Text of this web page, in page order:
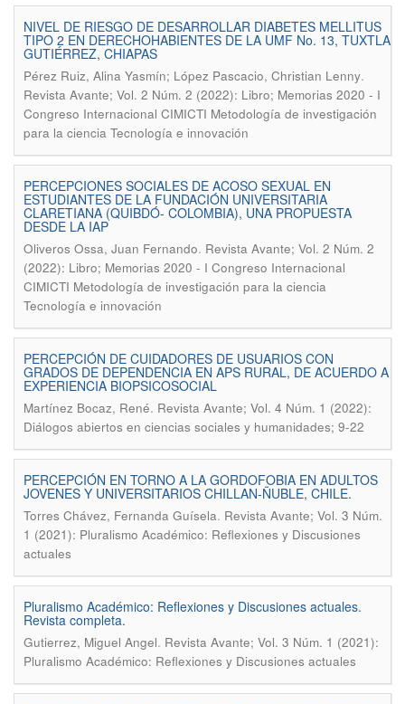
NIVEL DE RIESGO DE DESARROLLAR DIABETES MELLITUS
TIPO 2 EN DERECHOHABIENTES DE LA UMF No. 13, TUXTLA
GUTIÉRREZ, CHIAPAS
Pérez Ruiz, Alina Yasmín; López Pascacio, Christian Lenny.
Revista Avante; Vol. 2 Núm. 2 (2022): Libro; Memorias 2020 - I
Congreso Internacional CIMICTI Metodología de investigación
para la ciencia Tecnología e innovación
PERCEPCIONES SOCIALES DE ACOSO SEXUAL EN
ESTUDIANTES DE LA FUNDACIÓN UNIVERSITARIA
CLARETIANA (QUIBDÓ- COLOMBIA), UNA PROPUESTA
DESDE LA IAP
Oliveros Ossa, Juan Fernando. Revista Avante; Vol. 2 Núm. 2
(2022): Libro; Memorias 2020 - I Congreso Internacional
CIMICTI Metodología de investigación para la ciencia
Tecnología e innovación
PERCEPCIÓN DE CUIDADORES DE USUARIOS CON
GRADOS DE DEPENDENCIA EN APS RURAL, DE ACUERDO A
EXPERIENCIA BIOPSICOSOCIAL
Martínez Bocaz, René. Revista Avante; Vol. 4 Núm. 1 (2022):
Diálogos abiertos en ciencias sociales y humanidades; 9-22
PERCEPCIÓN EN TORNO A LA GORDOFOBIA EN ADULTOS
JOVENES Y UNIVERSITARIOS CHILLAN-ÑUBLE, CHILE.
Torres Chávez, Fernanda Guísela. Revista Avante; Vol. 3 Núm.
1 (2021): Pluralismo Académico: Reflexiones y Discusiones
actuales
Pluralismo Académico: Reflexiones y Discusiones actuales.
Revista completa.
Gutierrez, Miguel Angel. Revista Avante; Vol. 3 Núm. 1 (2021):
Pluralismo Académico: Reflexiones y Discusiones actuales